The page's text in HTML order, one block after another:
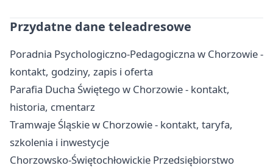
Przydatne dane teleadresowe
Poradnia Psychologiczno-Pedagogiczna w Chorzowie -
kontakt, godziny, zapis i oferta
Parafia Ducha Świętego w Chorzowie - kontakt,
historia, cmentarz
Tramwaje Śląskie w Chorzowie - kontakt, taryfa,
szkolenia i inwestycje
Chorzowsko-Świętochłowickie Przedsiębiorstwo